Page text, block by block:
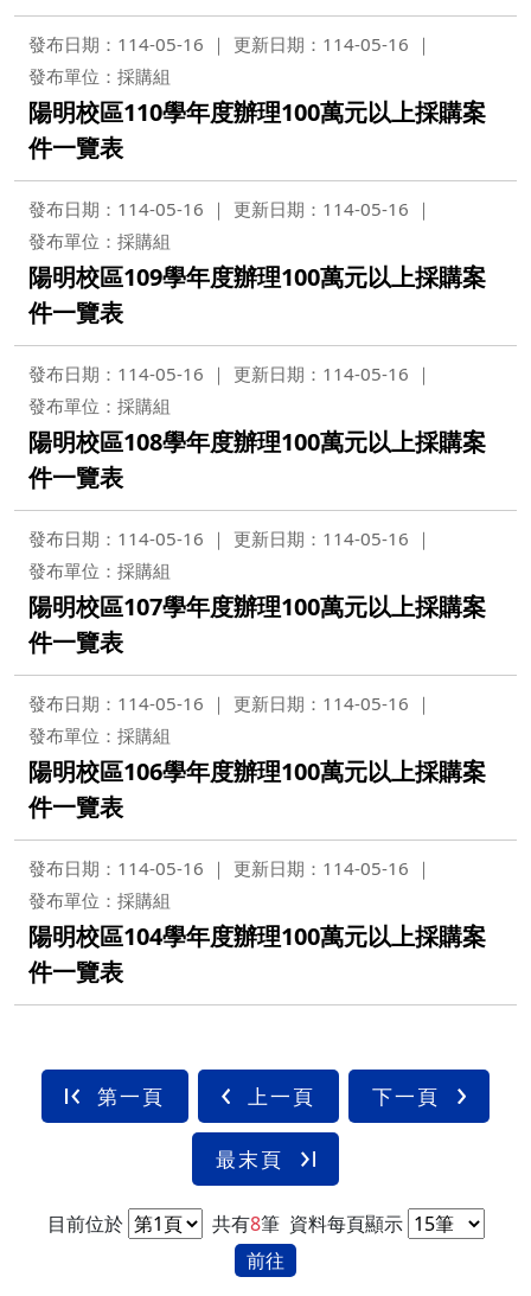
發布日期：114-05-16
更新日期：114-05-16
發布單位：採購組
陽明校區110學年度辦理100萬元以上採購案
件一覽表
發布日期：114-05-16
更新日期：114-05-16
發布單位：採購組
陽明校區109學年度辦理100萬元以上採購案
件一覽表
發布日期：114-05-16
更新日期：114-05-16
發布單位：採購組
陽明校區108學年度辦理100萬元以上採購案
件一覽表
發布日期：114-05-16
更新日期：114-05-16
發布單位：採購組
陽明校區107學年度辦理100萬元以上採購案
件一覽表
發布日期：114-05-16
更新日期：114-05-16
發布單位：採購組
陽明校區106學年度辦理100萬元以上採購案
件一覽表
發布日期：114-05-16
更新日期：114-05-16
發布單位：採購組
陽明校區104學年度辦理100萬元以上採購案
件一覽表
第一頁 上一頁 下一頁
最末頁
目前位於 共有8筆 資料每頁顯示
前往